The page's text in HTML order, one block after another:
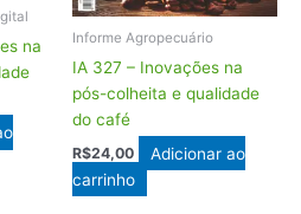
na
Informe Agropecuário
IA 327 – Inovações na
pós-colheita e qualidade
do café
R$24,00
Adicionar ao
carrinho